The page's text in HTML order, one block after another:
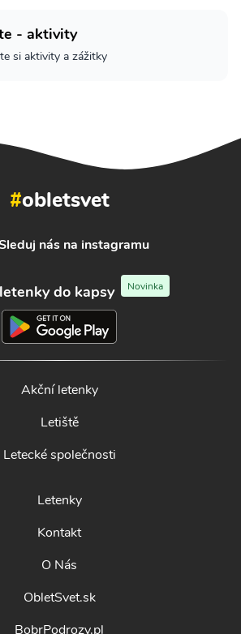
- aktivity
si aktivity a zážitky
#obletsvet
nás na instagramu
do kapsy Novinka
Akční letenky
Letiště
Letecké společnosti
Letenky
Kontakt
O Nás
ObletSvet.sk
BobrPodrozy.pl